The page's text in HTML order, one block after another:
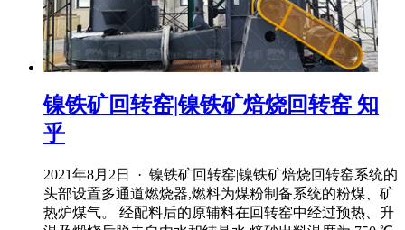
镍铁矿回转窑|镍铁矿焙烧回转窑 知
乎
2021年8月2日 · 镍铁矿回转窑|镍铁矿焙烧回转窑系统的
头部设置多通道燃烧器,燃料为煤粉制备系统的粉煤、矿
热炉煤气。 经配料后的原辅料在回转窑中经过预热、升